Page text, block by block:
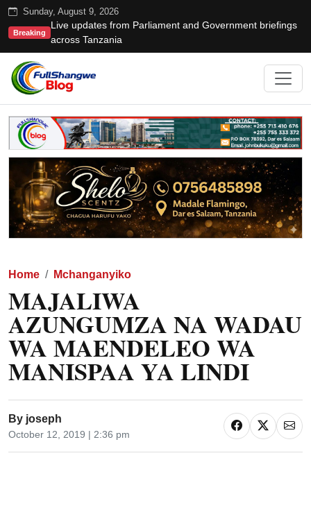
Sunday, August 9, 2026
Breaking
Live updates from Parliament and Government briefings
across Tanzania
Home Mchanganyiko
MAJALIWA
AZUNGUMZA NA WADAU
WA MAENDELEO WA
MANISPAA YA LINDI
By joseph
October 12, 2019 | 2:36 pm